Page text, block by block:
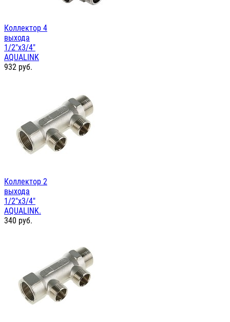
Коллектор 4
выхода
1/2"х3/4"
AQUALINK
932 руб.
Коллектор 2
выхода
1/2"х3/4"
AQUALINK.
340 руб.